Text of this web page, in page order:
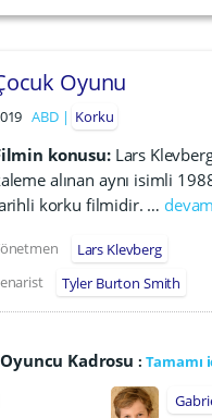
Oyunu
ABD Korku
konusu: Lars
alınan aynı isimli
korku filmidir. …
Lars Klevberg
Tyler Burton Smith
Kadrosu : Tamamı